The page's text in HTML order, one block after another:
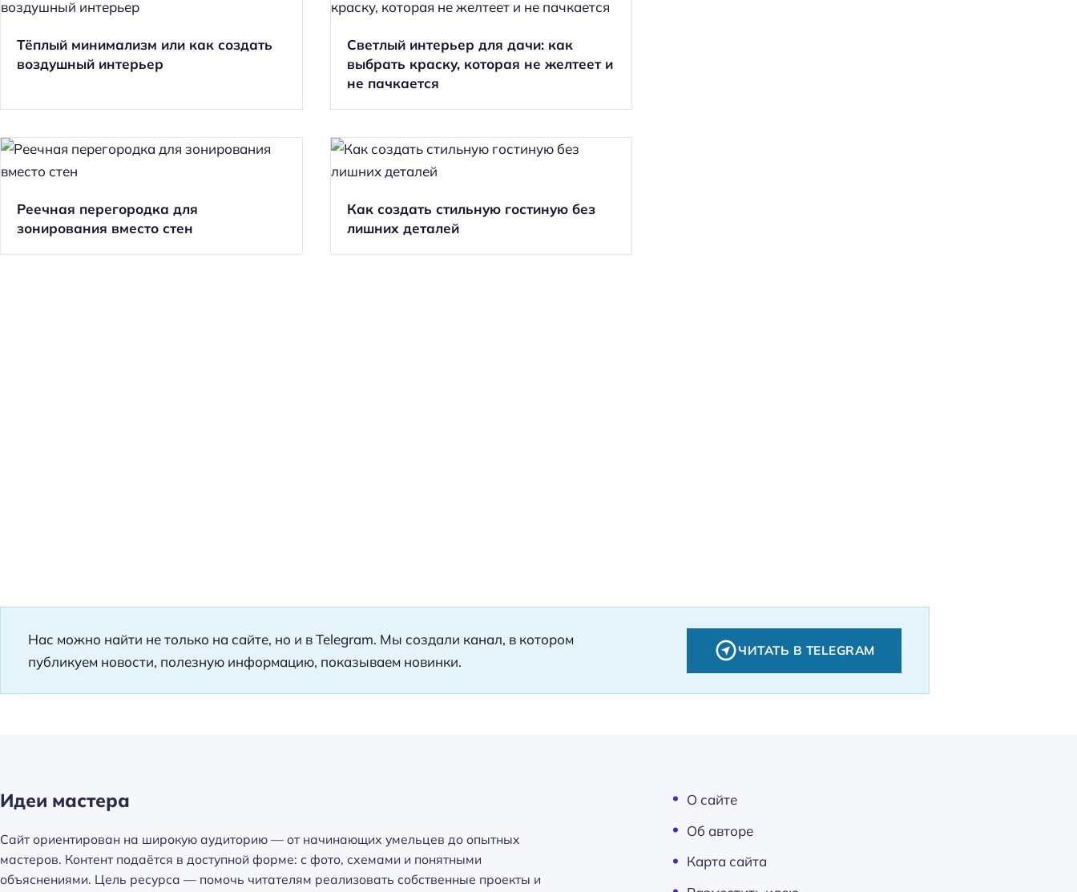
Тёплый минимализм или как создать
воздушный интерьер
Светлый интерьер для дачи: как
выбрать краску, которая не желтеет и
не пачкается
Реечная перегородка для
зонирования вместо стен
Как создать стильную гостиную без
лишних деталей
Нас можно найти не только на сайте, но и в Telegram. Мы создали канал, в котором
публикуем новости, полезную информацию, показываем новинки.
ЧИТАТЬ В TELEGRAM
Идеи мастера
Сайт ориентирован на широкую аудиторию — от начинающих умельцев до опытных
мастеров. Контент подаётся в доступной форме: с фото, схемами и понятными
объяснениями. Цель ресурса — помочь читателям реализовать собственные проекты и
О сайте
Об авторе
Карта сайта